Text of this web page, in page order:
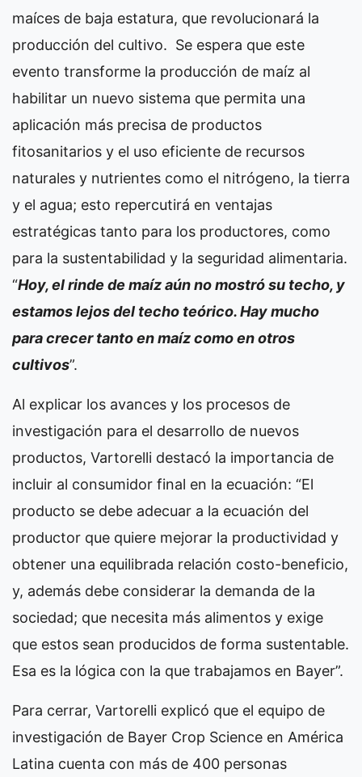
maíces de baja estatura, que revolucionará la
producción del cultivo. Se espera que este
evento transforme la producción de maíz al
habilitar un nuevo sistema que permita una
aplicación más precisa de productos
fitosanitarios y el uso eficiente de recursos
naturales y nutrientes como el nitrógeno, la tierra
y el agua; esto repercutirá en ventajas
estratégicas tanto para los productores, como
para la sustentabilidad y la seguridad alimentaria.
“Hoy, el rinde de maíz aún no mostró su techo, y
estamos lejos del techo teórico. Hay mucho
para crecer tanto en maíz como en otros
cultivos”.
Al explicar los avances y los procesos de
investigación para el desarrollo de nuevos
productos, Vartorelli destacó la importancia de
incluir al consumidor final en la ecuación: “El
producto se debe adecuar a la ecuación del
productor que quiere mejorar la productividad y
obtener una equilibrada relación costo-beneficio,
y, además debe considerar la demanda de la
sociedad; que necesita más alimentos y exige
que estos sean producidos de forma sustentable.
Esa es la lógica con la que trabajamos en Bayer”.
Para cerrar, Vartorelli explicó que el equipo de
investigación de Bayer Crop Science en América
Latina cuenta con más de 400 personas